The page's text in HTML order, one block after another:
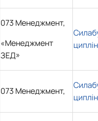
073 Менеджмент,
«Менеджмент
ЗЕД»
073 Менеджмент,